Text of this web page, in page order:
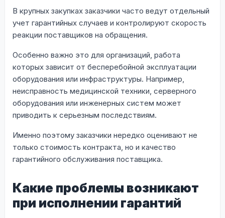
В крупных закупках заказчики часто ведут отдельный
учет гарантийных случаев и контролируют скорость
реакции поставщиков на обращения.
Особенно важно это для организаций, работа
которых зависит от бесперебойной эксплуатации
оборудования или инфраструктуры. Например,
неисправность медицинской техники, серверного
оборудования или инженерных систем может
приводить к серьезным последствиям.
Именно поэтому заказчики нередко оценивают не
только стоимость контракта, но и качество
гарантийного обслуживания поставщика.
Какие проблемы возникают
при исполнении гарантий